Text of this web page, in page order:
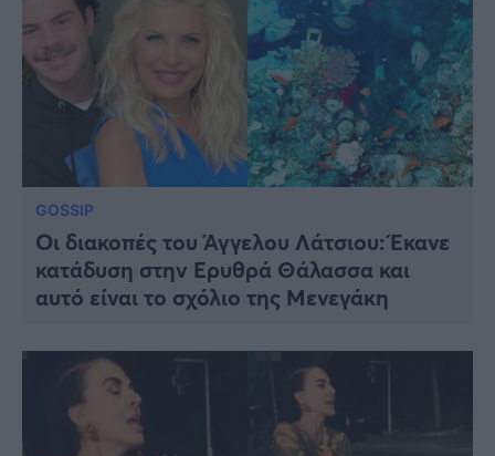
GOSSIP
Οι διακοπές του Άγγελου Λάτσιου: Έκανε
κατάδυση στην Ερυθρά Θάλασσα και
αυτό είναι το σχόλιο της Μενεγάκη